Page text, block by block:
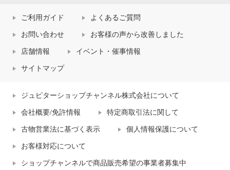
ご利用ガイド よくあるご質問
お問い合わせ お客様の声から改善しました
店舗情報 イベント・催事情報
サイトマップ
ジュピターショップチャンネル株式会社について
会社概要/免許情報 特定商取引法に関して
古物営業法に基づく表示 個人情報保護について
お客様対応について
ショップチャンネルで商品販売希望の事業者募集中